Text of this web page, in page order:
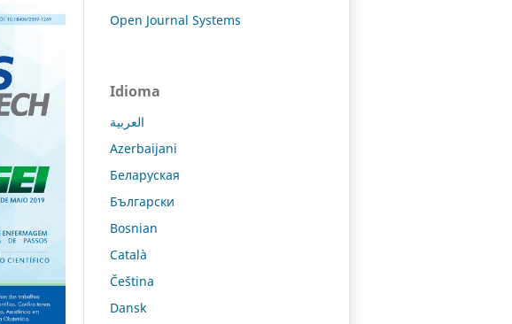
Open Journal Systems
Idioma
العربية
Azerbaijani
Беларуская
Български
Bosnian
Català
Čeština
Dansk